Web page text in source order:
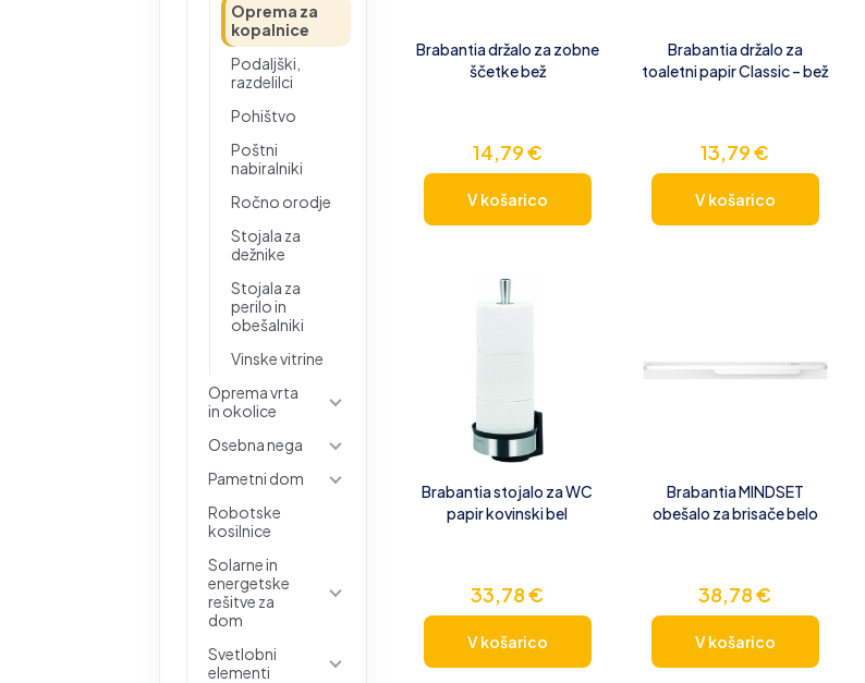
Oprema za
kopalnice
Podaljški,
razdelilci
Pohištvo
Poštni
nabiralniki
Ročno orodje
Stojala za
dežnike
Stojala za
perilo in
obešalniki
Vinske vitrine
Oprema vrta
in okolice
Osebna nega
Pametni dom
Robotske
kosilnice
Solarne in
energetske
rešitve za
dom
Svetlobni
elementi
Brabantia držalo za zobne
ščetke bež
14,79€
V košarico
Brabantia držalo za
toaletni papir Classic – bež
13,79€
V košarico
Brabantia stojalo za WC
papir kovinski bel
33,78€
V košarico
Brabantia MINDSET
obešalo za brisače belo
38,78€
V košarico